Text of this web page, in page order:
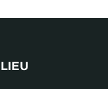
LIEU